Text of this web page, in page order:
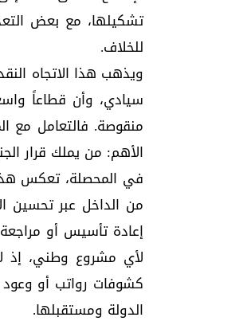
تشكيلها، مع بعض
للخلاف.
ويذهب هذا الاتجاه
سيادي، وأن قطاعاً
منقوصة. فالتعامل مع
الأهم: من يملك قرار
في المحصلة، تعكس هذه
من الداخل عبر تحسين
إعادة تأسيس أو
لأي مشروع وطني، إذ
كشوفات رواتب أو
الدولة ومستقبلها.